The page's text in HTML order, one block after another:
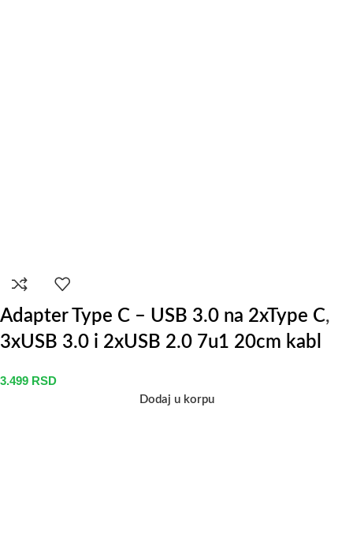
Adapter Type C – USB 3.0 na 2xType C,
3xUSB 3.0 i 2xUSB 2.0 7u1 20cm kabl
3.499 RSD
Dodaj u korpu